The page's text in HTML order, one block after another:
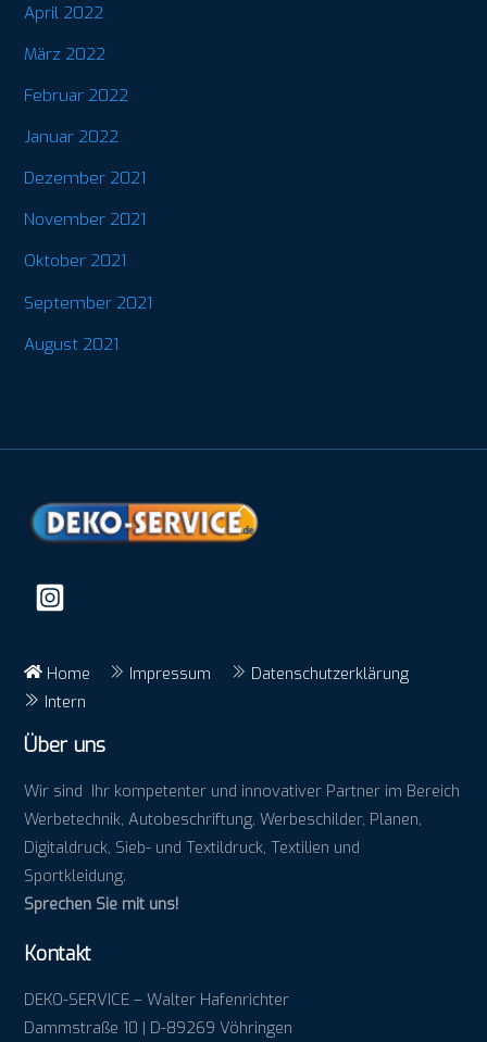
April 2022
März 2022
Februar 2022
Januar 2022
Dezember 2021
November 2021
Oktober 2021
September 2021
August 2021
Back
To
Home Impressum
Datenschutzerklärung
Intern
Über uns
Wir sind Ihr kompetenter und innovativer Partner im Bereich
Werbetechnik, Autobeschriftung, Werbeschilder, Planen,
Digitaldruck, Sieb- und Textildruck, Textilien und
Sportkleidung.
Sprechen Sie mit uns!
Kontakt
DEKO-SERVICE – Walter Hafenrichter
Dammstraße 10 | D-89269 Vöhringen